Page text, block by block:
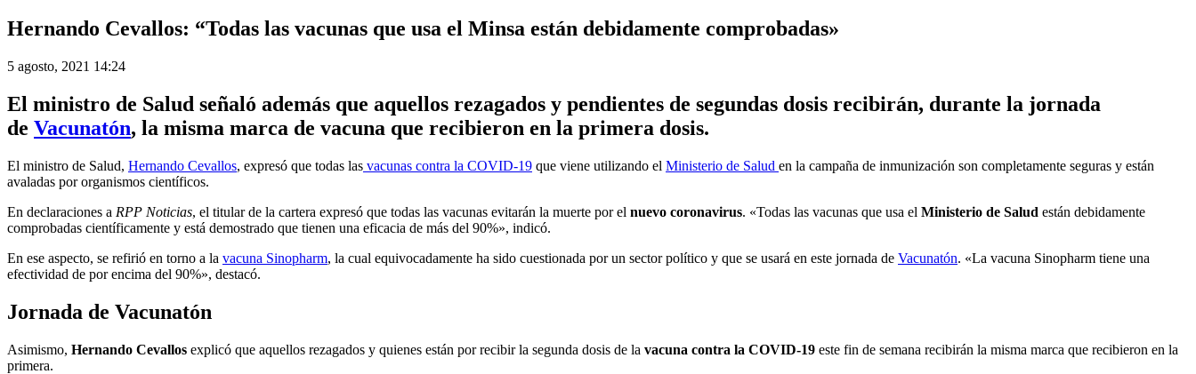
Hernando Cevallos: “Todas las vacunas que usa el Minsa están debidamente comprobadas»
5 agosto, 2021 14:24
El ministro de Salud señaló además que aquellos rezagados y pendientes de segundas dosis recibirán, durante la jornada
de Vacunatón, la misma marca de vacuna que recibieron en la primera dosis.
El ministro de Salud, Hernando Cevallos, expresó que todas las vacunas contra la COVID-19 que viene utilizando el Ministerio de Salud en la campaña de inmunización son completamente seguras y están
avaladas por organismos científicos.
En declaraciones a RPP Noticias, el titular de la cartera expresó que todas las vacunas evitarán la muerte por el nuevo coronavirus. «Todas las vacunas que usa el Ministerio de Salud están debidamente
comprobadas científicamente y está demostrado que tienen una eficacia de más del 90%», indicó.
En ese aspecto, se refirió en torno a la vacuna Sinopharm, la cual equivocadamente ha sido cuestionada por un sector político y que se usará en este jornada de Vacunatón. «La vacuna Sinopharm tiene una
efectividad de por encima del 90%», destacó.
Jornada de Vacunatón
Asimismo, Hernando Cevallos explicó que aquellos rezagados y quienes están por recibir la segunda dosis de la vacuna contra la COVID-19 este fin de semana recibirán la misma marca que recibieron en la
primera.